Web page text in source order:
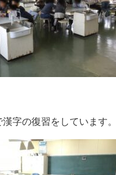
漢字の復習をしています